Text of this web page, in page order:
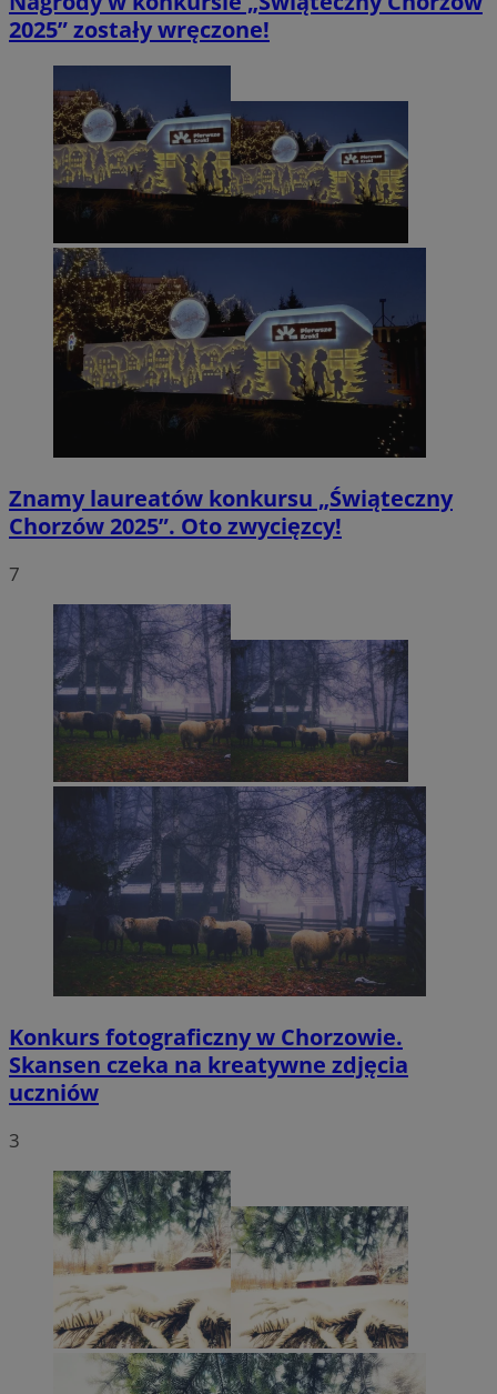
2025” zostały wręczone!
Znamy laureatów konkursu „Świąteczny
Chorzów 2025”. Oto zwycięzcy!
7
Konkurs fotograficzny w Chorzowie.
Skansen czeka na kreatywne zdjęcia
uczniów
3